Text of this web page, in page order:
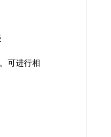
可进行相